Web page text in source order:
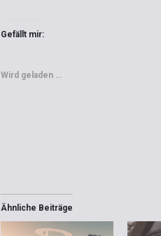
Gefällt mir:
Wird geladen …
Ähnliche Beiträge